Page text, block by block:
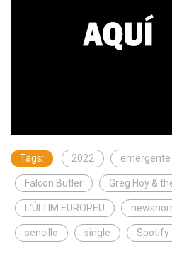
Tags: 2022 emergente
Falcon Butler Greg Hoy &
L'ÚLTIM EUROPEU
sencillo single Spotify